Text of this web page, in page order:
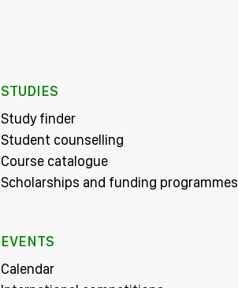
STUDIES
Study finder
Student counselling
Course catalogue
Scholarships and funding programmes
EVENTS
Calendar